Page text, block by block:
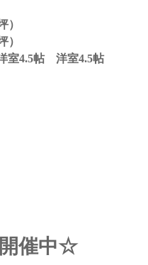
坪）
）
室4.5帖 洋室4.5帖
催中☆